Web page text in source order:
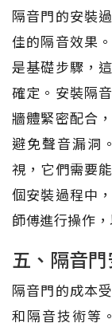
隔音門的安裝
佳的隔音效果
是基礎步驟，
確定。安裝隔
牆體緊密配合
避免聲音漏洞
視，它們需要
個安裝過程中
師傅進行操作
五、隔音
隔音門的成本
和隔音技術等